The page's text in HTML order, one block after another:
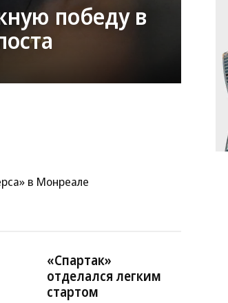
победу в
в Монреале
«Спартак»
отделался легким
стартом